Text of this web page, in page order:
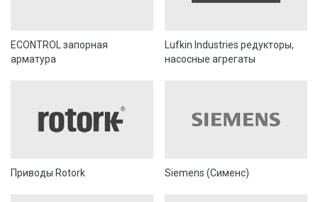
ECONTROL запорная
арматура
Lufkin Industries редукторы,
насосные агрегаты
Приводы Rotork Siemens (Сименс)